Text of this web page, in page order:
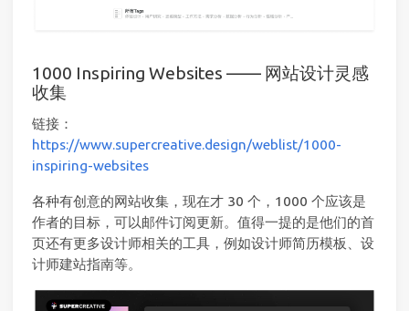
1000 Inspiring Websites —— 网站设计灵感
收集
链接：
https://www.supercreative.design/weblist/1000-
inspiring-websites
各种有创意的网站收集，现在才 30 个，1000 个应该是
作者的目标，可以邮件订阅更新。值得一提的是他们的首
页还有更多设计师相关的工具，例如设计师简历模板、设
计师建站指南等。